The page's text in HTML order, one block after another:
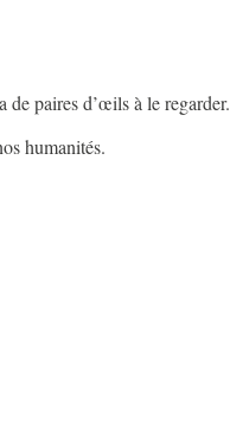
de paires d’œils à le regarder.
humanités.